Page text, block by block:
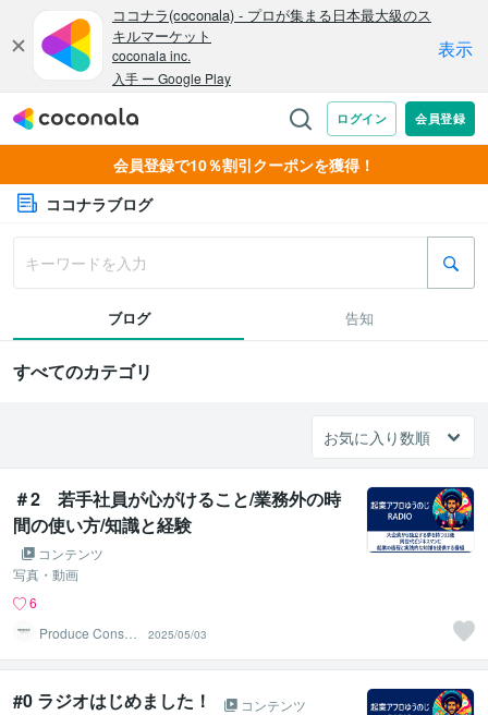
会員登録で10％割引クーポンを獲得！
ココナラブログ
ブログ 告知
すべてのカテゴリ
＃2 若手社員が心がけること/業務外の時
間の使い方/知識と経験
コンテンツ
写真・動画
6
Produce Consult
2025/05/03
#0 ラジオはじめました！
コンテンツ